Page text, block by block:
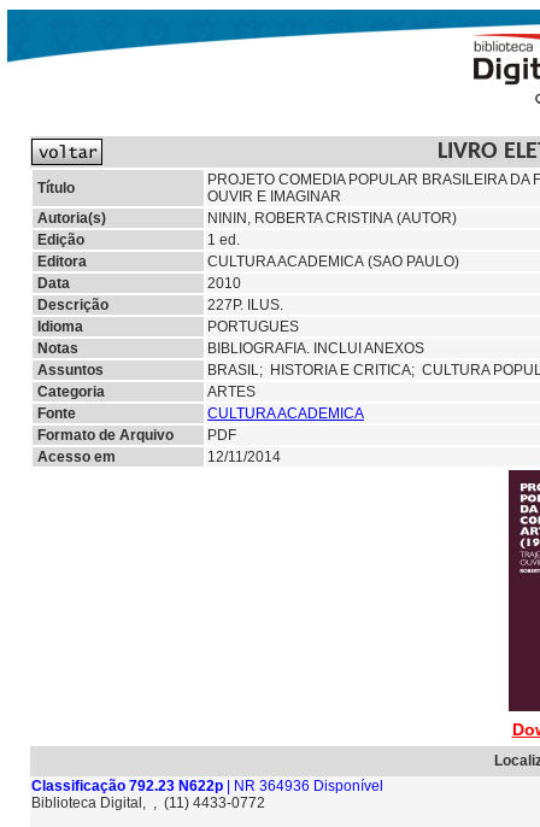
LIVRO
Título
PROJETO COMEDIA POPULAR BRASILEIRA
OUVIR E IMAGINAR
Autoria(s)
NININ, ROBERTA CRISTINA (AUTOR)
Edição
1 ed.
Editora
CULTURA ACADEMICA (SAO PAULO)
Data
2010
Descrição
227P. ILUS.
Idioma
PORTUGUES
Notas
BIBLIOGRAFIA. INCLUI ANEXOS
Assuntos
BRASIL; HISTORIA E CRITICA; CULTURA
Categoria
ARTES
Fonte
CULTURA ACADEMICA
Formato de Arquivo
PDF
Acesso em
12/11/2014
Classificação 792.23 N622p | NR 364936 Disponível
Biblioteca Digital, , (11) 4433-0772